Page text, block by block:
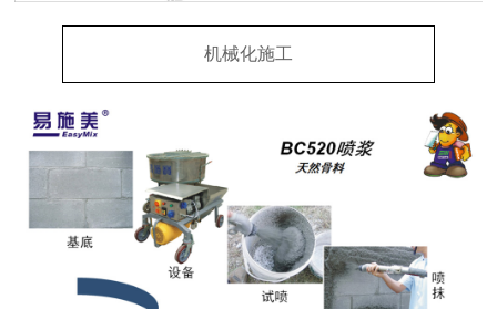
机械化施工